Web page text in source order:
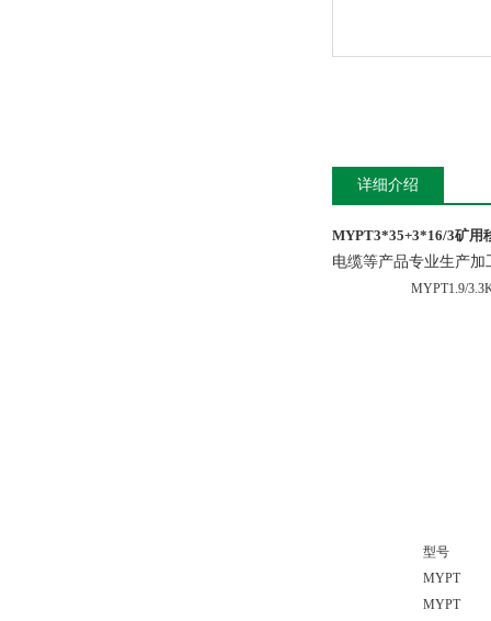
详细介绍
MYPT3*35+3*16/3矿用
电缆等产品专业生产
MYPT1.9/
型号
MYPT
MYPT